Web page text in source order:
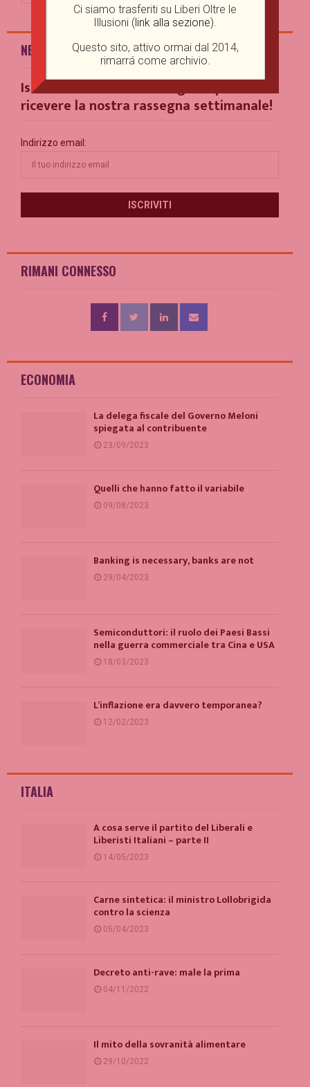
NEWSLETTER
Iscriviti alla nostra Mailing List per
ricevere la nostra rassegna settimanale!
Indirizzo email:
RIMANI CONNESSO
ECONOMIA
La delega fiscale del Governo Meloni
spiegata al contribuente
23/09/2023
Quelli che hanno fatto il variabile
09/08/2023
Banking is necessary, banks are not
29/04/2023
Semiconduttori: il ruolo dei Paesi Bassi
nella guerra commerciale tra Cina e USA
18/03/2023
L’inflazione era davvero temporanea?
12/02/2023
ITALIA
A cosa serve il partito del Liberali e
Liberisti Italiani – parte II
14/05/2023
Carne sintetica: il ministro Lollobrigida
contro la scienza
05/04/2023
Decreto anti-rave: male la prima
04/11/2022
Il mito della sovranità alimentare
29/10/2022
Ci siamo trasferiti su Liberi Oltre le
Illusioni (link alla sezione).
Questo sito, attivo ormai dal 2014,
rimarrá come archivio.